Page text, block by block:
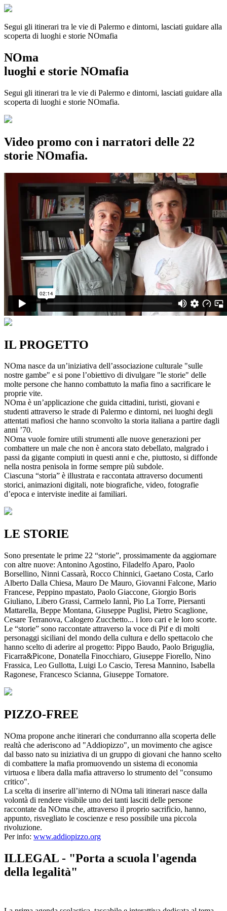
Segui gli itinerari tra le vie di Palermo e dintorni, lasciati guidare alla
scoperta di luoghi e storie NOmafia
NOma
luoghi e storie NOmafia
Segui gli itinerari tra le vie di Palermo e dintorni, lasciati guidare alla
scoperta di luoghi e storie NOmafia.
Video promo con i narratori delle 22
storie NOmafia.
IL PROGETTO
NOma nasce da un’iniziativa dell’associazione culturale "sulle
nostre gambe" e si pone l’obiettivo di divulgare "le storie" delle
molte persone che hanno combattuto la mafia fino a sacrificare le
proprie vite.
NOma è un’applicazione che guida cittadini, turisti, giovani e
studenti attraverso le strade di Palermo e dintorni, nei luoghi degli
attentati mafiosi che hanno sconvolto la storia italiana a partire dagli
anni ’70.
NOma vuole fornire utili strumenti alle nuove generazioni per
combattere un male che non è ancora stato debellato, malgrado i
passi da gigante compiuti in questi anni e che, piuttosto, si diffonde
nella nostra penisola in forme sempre più subdole.
Ciascuna “storia” è illustrata e raccontata attraverso documenti
storici, animazioni digitali, note biografiche, video, fotografie
d’epoca e interviste inedite ai familiari.
LE STORIE
Sono presentate le prime 22 “storie”, prossimamente da aggiornare
con altre nuove: Antonino Agostino, Filadelfo Aparo, Paolo
Borsellino, Ninni Cassarà, Rocco Chinnici, Gaetano Costa, Carlo
Alberto Dalla Chiesa, Mauro De Mauro, Giovanni Falcone, Mario
Francese, Peppino mpastato, Paolo Giaccone, Giorgio Boris
Giuliano, Libero Grassi, Carmelo Iannì, Pio La Torre, Piersanti
Mattarella, Beppe Montana, Giuseppe Puglisi, Pietro Scaglione,
Cesare Terranova, Calogero Zucchetto... i loro cari e le loro scorte.
Le “storie” sono raccontate attraverso la voce di Pif e di molti
personaggi siciliani del mondo della cultura e dello spettacolo che
hanno scelto di aderire al progetto: Pippo Baudo, Paolo Briguglia,
Ficarra&Picone, Donatella Finocchiaro, Giuseppe Fiorello, Nino
Frassica, Leo Gullotta, Luigi Lo Cascio, Teresa Mannino, Isabella
Ragonese, Francesco Scianna, Giuseppe Tornatore.
PIZZO-FREE
NOma propone anche itinerari che condurranno alla scoperta delle
realtà che aderiscono ad "Addiopizzo", un movimento che agisce
dal basso nato su iniziativa di un gruppo di giovani che hanno scelto
di combattere la mafia promuovendo un sistema di economia
virtuosa e libera dalla mafia attraverso lo strumento del "consumo
critico".
La scelta di inserire all’interno di NOma tali itinerari nasce dalla
volontà di rendere visibile uno dei tanti lasciti delle persone
raccontate da NOma che, attraverso il proprio sacrificio, hanno,
appunto, risvegliato le coscienze e reso possibile una piccola
rivoluzione.
Per info: www.addiopizzo.org
ILLEGAL - "Porta a scuola l'agenda
della legalità"